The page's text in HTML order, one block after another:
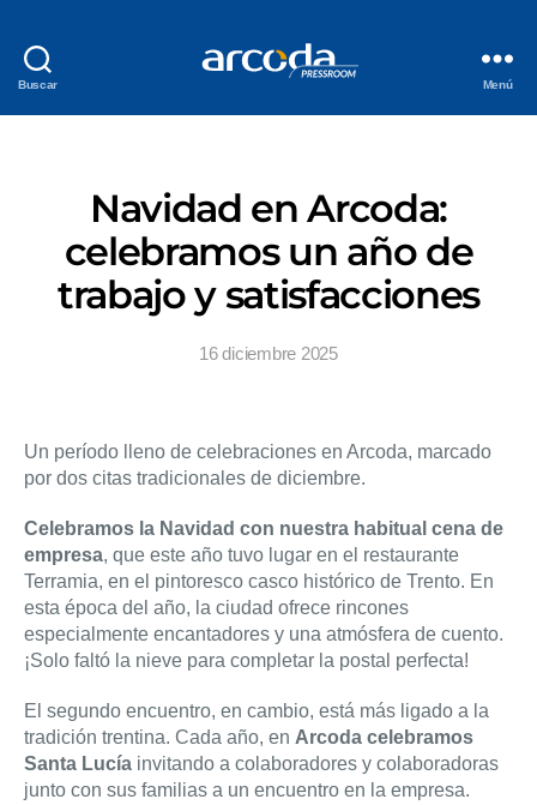
Buscar Menú
Navidad en Arcoda:
celebramos un año de
trabajo y satisfacciones
16 diciembre 2025
Un período lleno de celebraciones en Arcoda, marcado
por dos citas tradicionales de diciembre.
Celebramos la Navidad con nuestra habitual cena de
empresa, que este año tuvo lugar en el restaurante
Terramia, en el pintoresco casco histórico de Trento. En
esta época del año, la ciudad ofrece rincones
especialmente encantadores y una atmósfera de cuento.
¡Solo faltó la nieve para completar la postal perfecta!
El segundo encuentro, en cambio, está más ligado a la
tradición trentina. Cada año, en Arcoda celebramos
Santa Lucía invitando a colaboradores y colaboradoras
junto con sus familias a un encuentro en la empresa.